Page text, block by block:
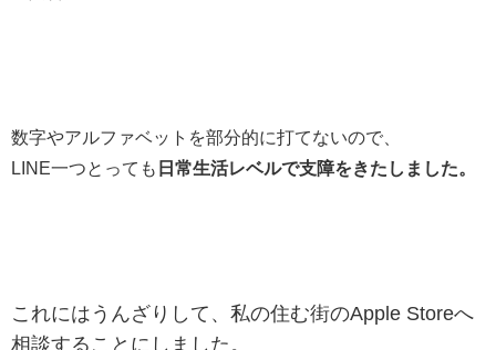
数字やアルファベットを部分的に打てないので、
LINE一つとっても 日常生活レベルで支障をきたしました。
これにはうんざりして、私の住む街のApple Storeへ
相談することにしました。